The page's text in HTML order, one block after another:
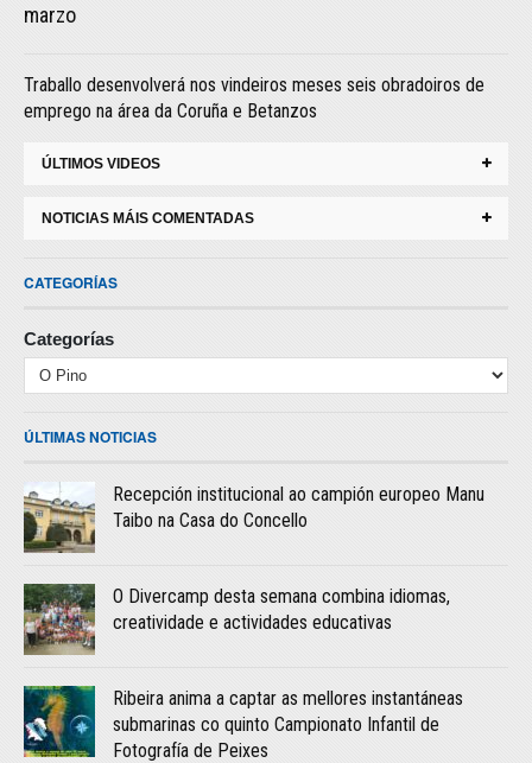
marzo
Traballo desenvolverá nos vindeiros meses seis obradoiros de
emprego na área da Coruña e Betanzos
ÚLTIMOS VIDEOS
NOTICIAS MÁIS COMENTADAS
CATEGORÍAS
Categorías
ÚLTIMAS NOTICIAS
Recepción institucional ao campión europeo Manu
Taibo na Casa do Concello
O Divercamp desta semana combina idiomas,
creatividade e actividades educativas
Ribeira anima a captar as mellores instantáneas
submarinas co quinto Campionato Infantil de
Fotografía de Peixes